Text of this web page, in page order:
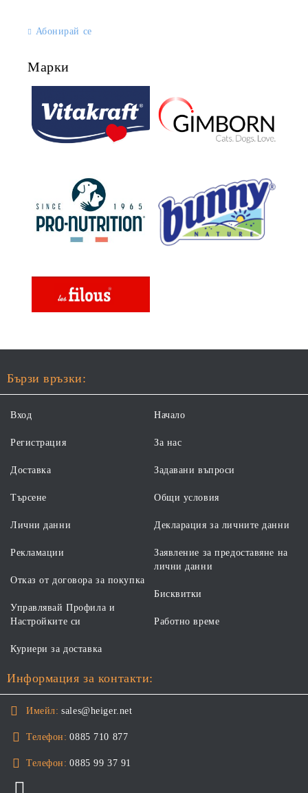
Абонирай се
Марки
Бързи връзки:
Вход
Регистрация
Доставка
Търсене
Начало
За нас
Задавани въпроси
Общи условия
Лични данни
Рекламации
Отказ от договора за покупка
Управлявай Профила и
Настройките си
Декларация за личните данни
Заявление за предоставяне на
лични данни
Бисквитки
Работно време
Куриери за доставка
Информация за контакти:
Имейл: sales@heiger.net
Телефон: 0885 710 877
Телефон: 0885 99 37 91